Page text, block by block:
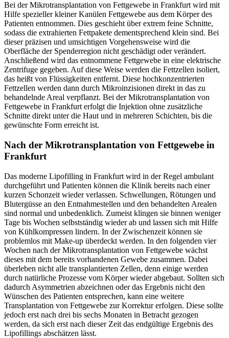
Bei der Mikrotransplantation von Fettgewebe in Frankfurt wird mit
Hilfe spezieller kleiner Kanülen Fettgewebe aus dem Körper des
Patienten entnommen. Dies geschieht über extrem feine Schnitte,
sodass die extrahierten Fettpakete dementsprechend klein sind. Bei
dieser präzisen und umsichtigen Vorgehensweise wird die
Oberfläche der Spenderregion nicht geschädigt oder verändert.
Anschließend wird das entnommene Fettgewebe in eine elektrische
Zentrifuge gegeben. Auf diese Weise werden die Fettzellen isoliert,
das heißt von Flüssigkeiten entfernt. Diese hochkonzentrierten
Fettzellen werden dann durch Mikroinzisionen direkt in das zu
behandelnde Areal verpflanzt. Bei der Mikrotransplantation von
Fettgewebe in Frankfurt erfolgt die Injektion ohne zusätzliche
Schnitte direkt unter die Haut und in mehreren Schichten, bis die
gewünschte Form erreicht ist.
Nach der Mikrotransplantation von Fettgewebe in
Frankfurt
Das moderne Lipofilling in Frankfurt wird in der Regel ambulant
durchgeführt und Patienten können die Klinik bereits nach einer
kurzen Schonzeit wieder verlassen. Schwellungen, Rötungen und
Blutergüsse an den Entnahmestellen und den behandelten Arealen
sind normal und unbedenklich. Zumeist klingen sie binnen weniger
Tage bis Wochen selbstständig wieder ab und lassen sich mit Hilfe
von Kühlkompressen lindern. In der Zwischenzeit können sie
problemlos mit Make-up überdeckt werden. In den folgenden vier
Wochen nach der Mikrotransplantation von Fettgewebe wächst
dieses mit dem bereits vorhandenen Gewebe zusammen. Dabei
überleben nicht alle transplantierten Zellen, denn einige werden
durch natürliche Prozesse vom Körper wieder abgebaut. Sollten sich
dadurch Asymmetrien abzeichnen oder das Ergebnis nicht den
Wünschen des Patienten entsprechen, kann eine weitere
Transplantation von Fettgewebe zur Korrektur erfolgen. Diese sollte
jedoch erst nach drei bis sechs Monaten in Betracht gezogen
werden, da sich erst nach dieser Zeit das endgültige Ergebnis des
Lipofillings abschätzen lässt.